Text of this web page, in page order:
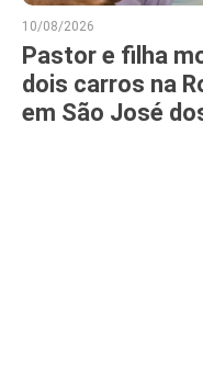
10/08/2026
Pastor e filha
dois carros na
em São José